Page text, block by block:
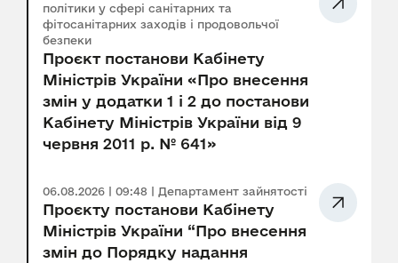
політики у сфері санітарних та
фітосанітарних заходів і продовольчої
безпеки
Проєкт постанови Кабінету
Міністрів України «Про внесення
змін у додатки 1 і 2 до постанови
Кабінету Міністрів України від 9
червня 2011 р. № 641»
06.08.2026 | 09:48 | Департамент зайнятості
Проєкту постанови Кабінету
Міністрів України “Про внесення
змін до Порядку надання